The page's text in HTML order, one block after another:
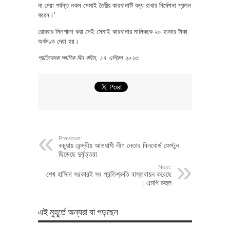
না দেয়া পর্যন্ত নকল সেমাই তৈরীর কারখানাটি বন্ধ রাখার নির্দেশনা প্রদান
করেন।’
রোববার সিলগালা করা সেই সেমাই কারখানার মালিককে ২০ হাজার টাকা
অর্থদণ্ড দেয়া হয়।
প্রতিবেদক:আশিক বিন রহিম, ১৭ এপ্রিল ২০২৩
Previous:
কচুয়ায় কেন্দ্রীয় আওয়ামী লীগ নেতার বিলবোর্ড ফেস্টুন
ছিড়েছে দুর্বৃত্তরা
Next:
শেখ হাসিনা সরকারই সব প্রতিশ্রুতি বাস্তবায়ন করেছে
: এমপি রুহুল
এই মুহূর্তে অন্যরা যা পড়ছেন